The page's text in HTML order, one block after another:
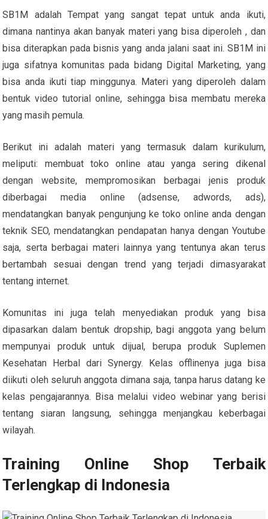
SB1M adalah Tempat yang sangat tepat untuk anda ikuti,
dimana nantinya akan banyak materi yang bisa diperoleh , dan
bisa diterapkan pada bisnis yang anda jalani saat ini. SB1M ini
juga sifatnya komunitas pada bidang Digital Marketing, yang
bisa anda ikuti tiap minggunya. Materi yang diperoleh dalam
bentuk video tutorial online, sehingga bisa membatu mereka
yang masih pemula.
Berikut ini adalah materi yang termasuk dalam kurikulum,
meliputi: membuat toko online atau yanga sering dikenal
dengan website, mempromosikan berbagai jenis produk
diberbagai media online (adsense, adwords, ads),
mendatangkan banyak pengunjung ke toko online anda dengan
teknik SEO, mendatangkan pendapatan hanya dengan Youtube
saja, serta berbagai materi lainnya yang tentunya akan terus
bertambah sesuai dengan trend yang terjadi dimasyarakat
tentang internet.
Komunitas ini juga telah menyediakan produk yang bisa
dipasarkan dalam bentuk dropship, bagi anggota yang belum
mempunyai produk untuk dijual, berupa produk Suplemen
Kesehatan Herbal dari Synergy. Kelas offlinenya juga bisa
diikuti oleh seluruh anggota dimana saja, tanpa harus datang ke
kelas pengajarannya. Bisa melalui video webinar yang berisi
tentang siaran langsung, sehingga menjangkau keberbagai
wilayah.
Training Online Shop Terbaik
Terlengkap di Indonesia